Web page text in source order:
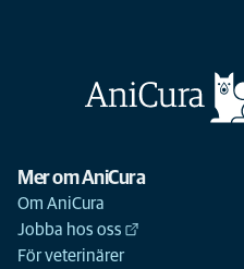
Mer om AniCura
Om AniCura
Jobba hos oss
För veterinärer